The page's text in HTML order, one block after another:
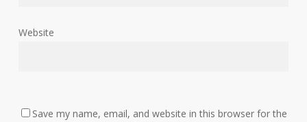
Website
Save my name, email, and website in this browser for the